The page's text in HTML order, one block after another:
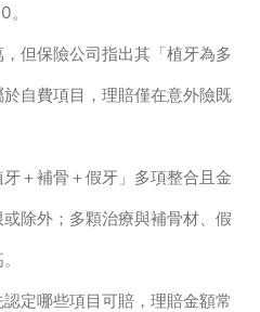
但保險公司指出其「植牙為多
自費項目，理賠僅在意外險既
＋補骨＋假牙」多項整合且金
除外；多顆治療與補骨材、假
定哪些項目可賠，理賠金額常